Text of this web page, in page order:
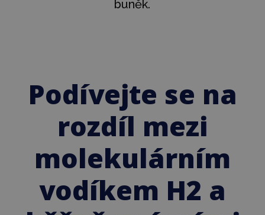
buněk.
Podívejte se na
rozdíl mezi
molekulárním
vodíkem H2 a